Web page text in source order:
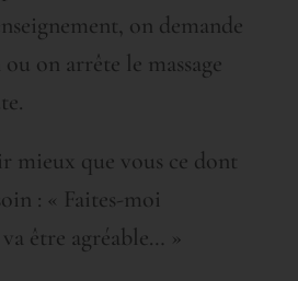
on demande
on arrête le massage
mieux que vous ce dont
: « Faites-moi
être agréable… »